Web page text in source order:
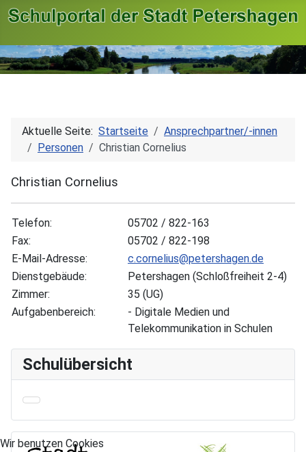
Aktuelle Seite: Startseite
Ansprechpartner/-innen
Personen
Christian Cornelius
Christian Cornelius
Telefon:
05702 / 822-163
Fax:
05702 / 822-198
E-Mail-Adresse:
c.cornelius@petershagen.de
Dienstgebäude:
Petershagen (Schloßfreiheit 2-4)
Zimmer:
35 (UG)
Aufgabenbereich:
- Digitale Medien und
Telekommunikation in Schulen
Schulübersicht
Wir benutzen Cookies